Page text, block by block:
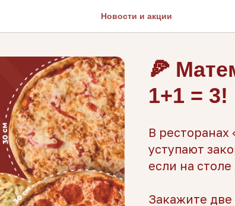
Новости и акции
🍕
1+1 = 3!
В
уступают
если на
Закажите